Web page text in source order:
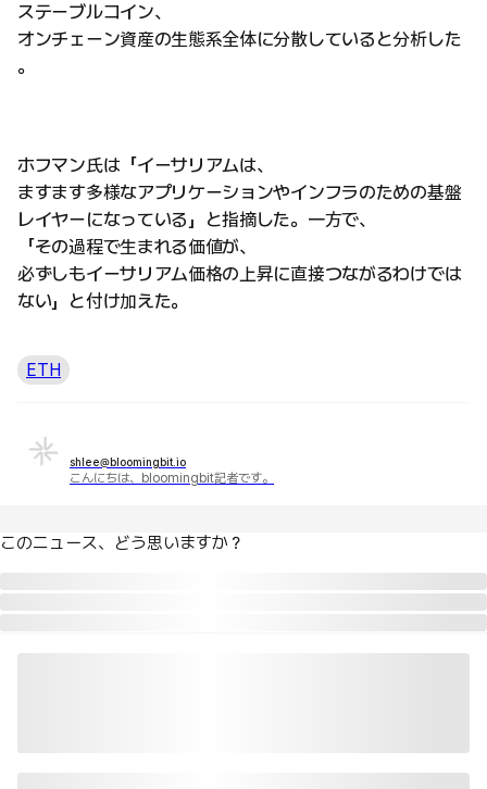
ステーブルコイン、
オンチェーン資産の生態系全体に分散していると分析した
。
ホフマン氏は「イーサリアムは、
ますます多様なアプリケーションやインフラのための基盤
レイヤーになっている」と指摘した。一方で、
「その過程で生まれる価値が、
必ずしもイーサリアム価格の上昇に直接つながるわけでは
ない」と付け加えた。
ETH
shlee@bloomingbit.io
こんにちは、bloomingbit記者です。
このニュース、どう思いますか？